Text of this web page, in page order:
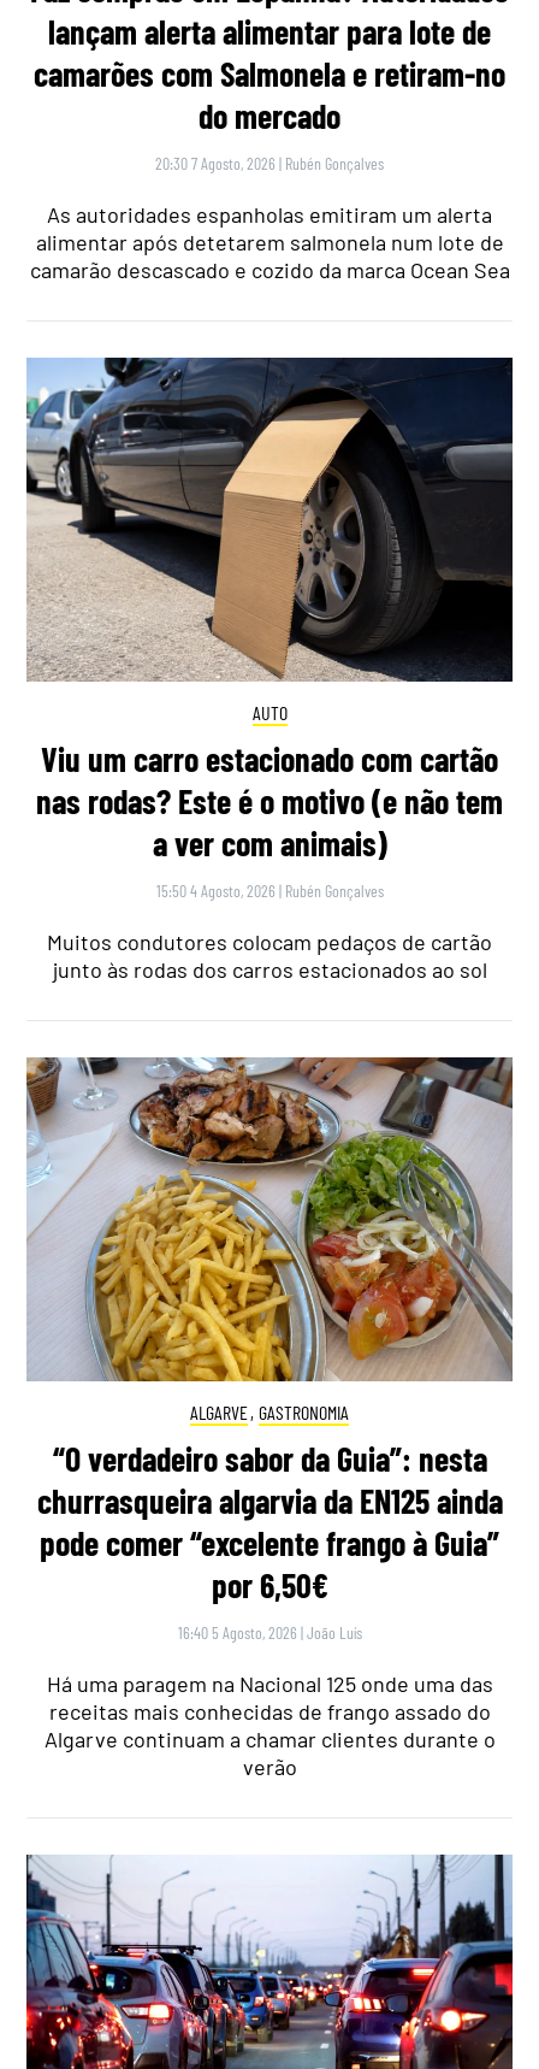
lançam alerta alimentar para lote de
camarões com Salmonela e retiram-no
do mercado
20:30 7 Agosto, 2026 | Rubén Gonçalves
As autoridades espanholas emitiram um alerta
alimentar após detetarem salmonela num lote de
camarão descascado e cozido da marca Ocean Sea
AUTO
Viu um carro estacionado com cartão
nas rodas? Este é o motivo (e não tem
a ver com animais)
15:50 4 Agosto, 2026 | Rubén Gonçalves
Muitos condutores colocam pedaços de cartão
junto às rodas dos carros estacionados ao sol
ALGARVE, GASTRONOMIA
“O verdadeiro sabor da Guia”: nesta
churrasqueira algarvia da EN125 ainda
pode comer “excelente frango à Guia”
por 6,50€
16:40 5 Agosto, 2026 |João Luís
Há uma paragem na Nacional 125 onde uma das
receitas mais conhecidas de frango assado do
Algarve continuam a chamar clientes durante o
verão